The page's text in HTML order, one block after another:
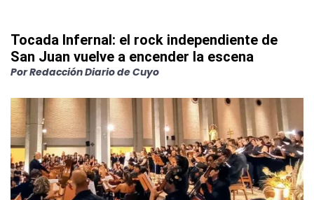
Tocada Infernal: el rock independiente de
San Juan vuelve a encender la escena
PorRedacción Diario de Cuyo